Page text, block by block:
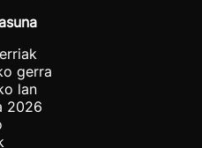
gerra
lan
2026